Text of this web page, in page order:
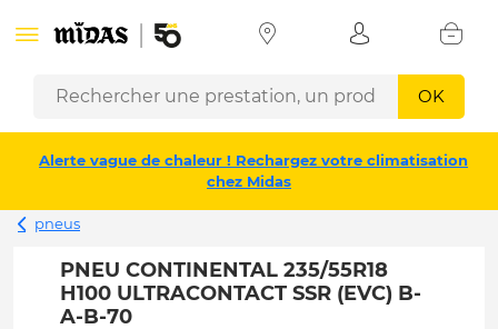
OK
Alerte vague de chaleur ! Rechargez votre climatisation
chez Midas
pneus
PNEU CONTINENTAL 235/55R18
H100 ULTRACONTACT SSR (EVC) B-
A-B-70